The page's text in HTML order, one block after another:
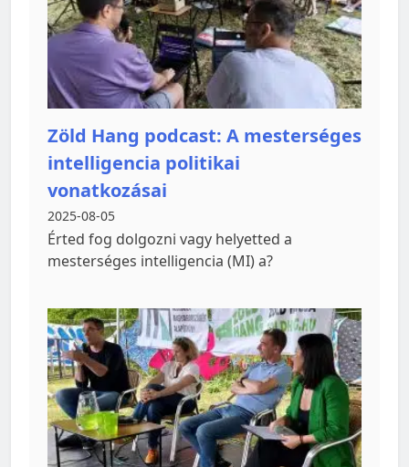
Zöld Hang podcast: A mesterséges
intelligencia politikai
vonatkozásai
2025-08-05
Érted fog dolgozni vagy helyetted a
mesterséges intelligencia (MI) a?